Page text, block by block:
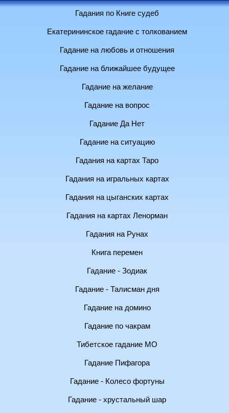
Гадания по Книге судеб
Екатерининское гадание с толкованием
Гадание на любовь и отношения
Гадание на ближайшее будущее
Гадание на желание
Гадание на вопрос
Гадание Да Нет
Гадание на ситуацию
Гадания на картах Таро
Гадания на игральных картах
Гадания на цыганских картах
Гадания на картах Ленорман
Гадания на Рунах
Книга перемен
Гадание - Зодиак
Гадание - Талисман дня
Гадание на домино
Гадание по чакрам
Тибетское гадание МО
Гадание Пифагора
Гадание - Колесо фортуны
Гадание - хрустальный шар